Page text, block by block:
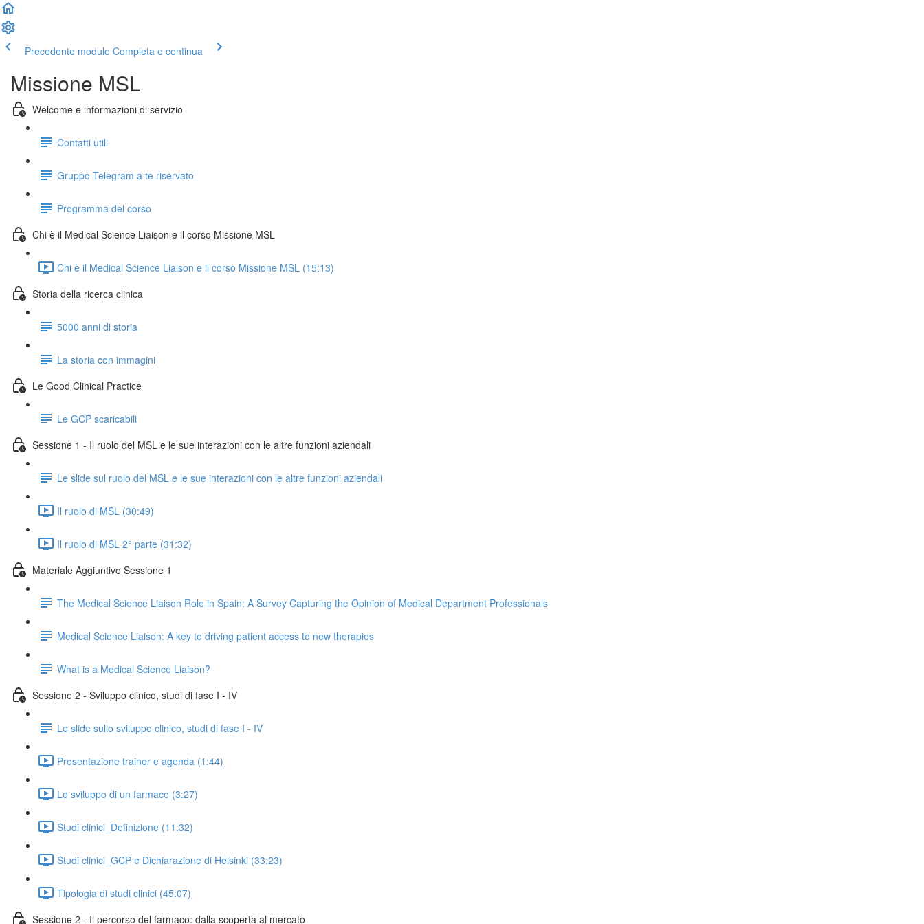
Precedente modulo Completa e continua
Missione MSL
Welcome e informazioni di servizio
Contatti utili
Gruppo Telegram a te riservato
Programma del corso
Chi è il Medical Science Liaison e il corso Missione MSL
Chi è il Medical Science Liaison e il corso Missione MSL (15:13)
Storia della ricerca clinica
5000 anni di storia
La storia con immagini
Le Good Clinical Practice
Le GCP scaricabili
Sessione 1 - Il ruolo del MSL e le sue interazioni con le altre funzioni aziendali
Le slide sul ruolo del MSL e le sue interazioni con le altre funzioni aziendali
Il ruolo di MSL (30:49)
Il ruolo di MSL 2° parte (31:32)
Materiale Aggiuntivo Sessione 1
The Medical Science Liaison Role in Spain: A Survey Capturing the Opinion of Medical Department Professionals
Medical Science Liaison: A key to driving patient access to new therapies
What is a Medical Science Liaison?
Sessione 2 - Sviluppo clinico, studi di fase I - IV
Le slide sullo sviluppo clinico, studi di fase I - IV
Presentazione trainer e agenda (1:44)
Lo sviluppo di un farmaco (3:27)
Studi clinici_Definizione (11:32)
Studi clinici_GCP e Dichiarazione di Helsinki (33:23)
Tipologia di studi clinici (45:07)
Sessione 2 - Il percorso del farmaco: dalla scoperta al mercato